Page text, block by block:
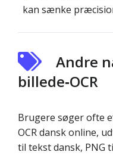
kan sænke
Andre
billede‑OCR
Brugere søger ofte
OCR dansk online,
til tekst dansk, PNG